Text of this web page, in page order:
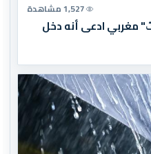
1,527 مشاهدة
مغربي ادعى أنه دخل